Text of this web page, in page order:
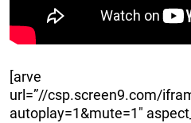
[arve
url=”//csp.screen9.com/
autoplay=1&mute=1″